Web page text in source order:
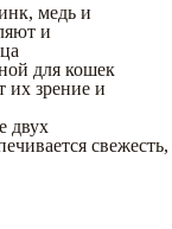
медь и
и
для кошек
их зрение и
двух
свежесть,